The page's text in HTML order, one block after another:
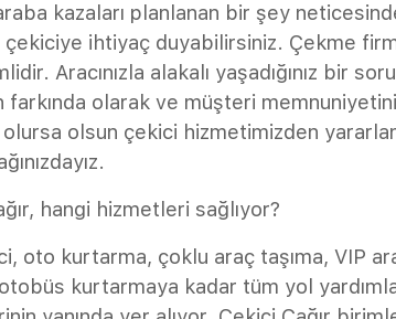
kazaları planlanan bir şey
çekiciye ihtiyaç duyabilirsiniz. Çekme
Aracınızla alakalı yaşadığınız bir
farkında olarak ve müşteri
olursa olsun çekici hizmetimizden
hangi hizmetleri sağlıyor?
oto kurtarma, çoklu araç taşıma, VIP
kurtarmaya kadar tüm yol